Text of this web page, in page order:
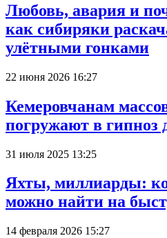
Любовь, авария и
как сибиряки
улётными гонками
22 июня 2026 16:27
Кемеровчанам
погружают в гипноз
31 июля 2025 13:25
Яхты, миллиарды:
можно найти на
14 февраля 2026 15:27